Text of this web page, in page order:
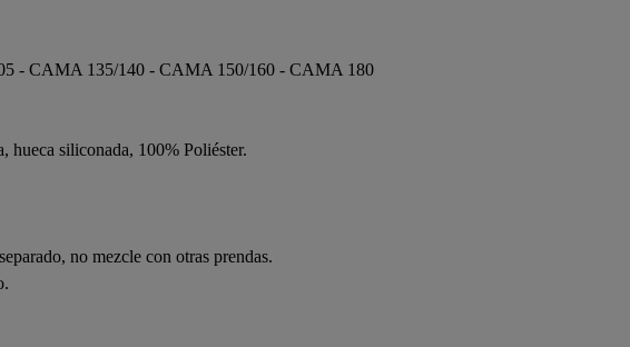
- CAMA 135/140 - CAMA 150/160 - CAMA 180
hueca siliconada, 100% Poliéster.
no mezcle con otras prendas.